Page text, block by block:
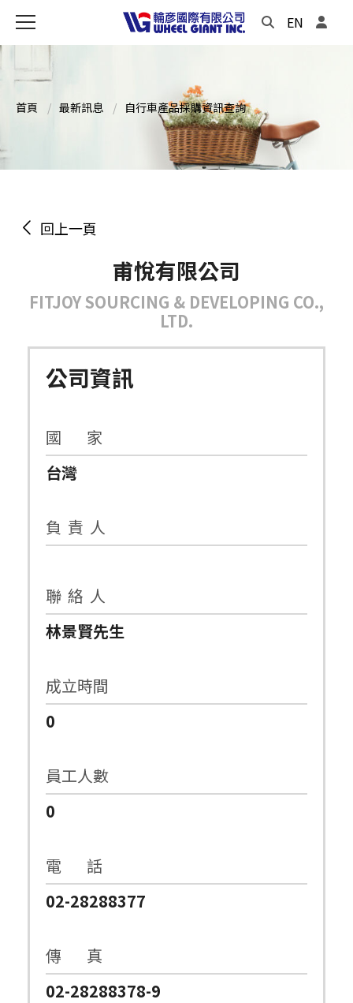
EN
首頁 最新訊息 自行車產品採購資訊查詢
回上一頁
甫悅有限公司
FITJOY SOURCING & DEVELOPING CO.,
LTD.
公司資訊
國 家
台灣
負 責 人
聯 絡 人
林景賢先生
成立時間
0
員工人數
0
電 話
02-28288377
傳 真
02-28288378-9